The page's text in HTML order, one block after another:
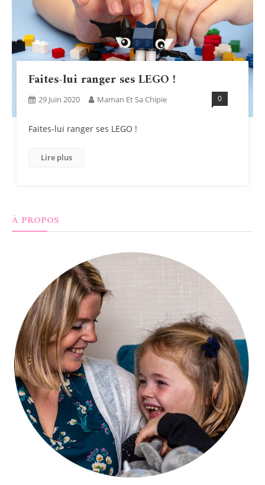
Faites-lui ranger ses LEGO !
29 Juin 2020 Maman Et Sa Chipie 0
Faites-lui ranger ses LEGO !
Lire plus
À PROPOS